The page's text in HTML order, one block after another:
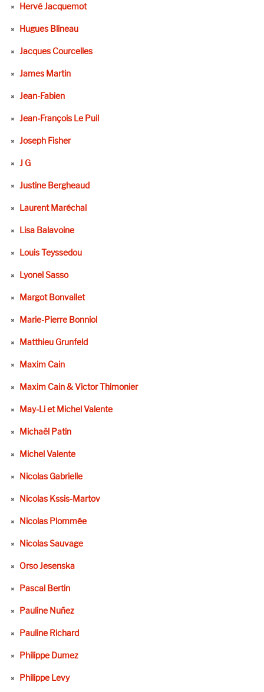
Hervé Jacquemot
Hugues Blineau
Jacques Courcelles
James Martin
Jean-Fabien
Jean-François Le Puil
Joseph Fisher
J G
Justine Bergheaud
Laurent Maréchal
Lisa Balavoine
Louis Teyssedou
Lyonel Sasso
Margot Bonvallet
Marie-Pierre Bonniol
Matthieu Grunfeld
Maxim Cain
Maxim Cain & Victor Thimonier
May-Li et Michel Valente
Michaël Patin
Michel Valente
Nicolas Gabrielle
Nicolas Kssis-Martov
Nicolas Plommée
Nicolas Sauvage
Orso Jesenska
Pascal Bertin
Pauline Nuñez
Pauline Richard
Philippe Dumez
Philippe Levy